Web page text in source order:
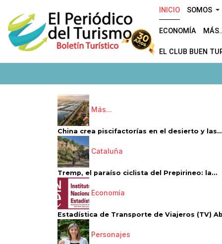
INICIO SOMOS
ECONOMÍA
EL CLUB BUEN
Más...
China crea piscifactorías en el desierto y las...
Cataluña
Tremp, el paraíso ciclista del Prepirineo: la...
Economía
Estadística de Transporte de Viajeros (TV)
Personajes